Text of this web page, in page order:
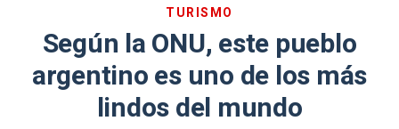
TURISMO
Según la ONU, este pueblo
argentino es uno de los más
lindos del mundo